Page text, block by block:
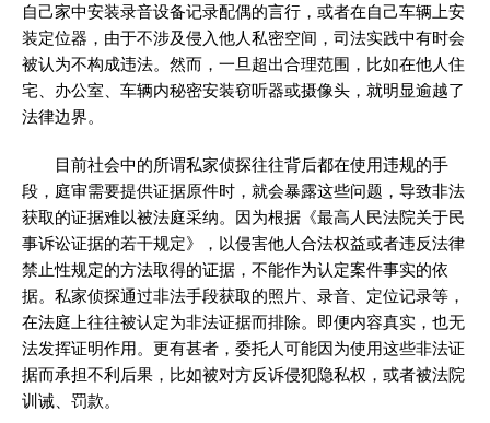
自己家中安装录音设备记录配偶的言行，或者在自己车辆上安
装定位器，由于不涉及侵入他人私密空间，司法实践中有时会
被认为不构成违法。然而，一旦超出合理范围，比如在他人住
宅、办公室、车辆内秘密安装窃听器或摄像头，就明显逾越了
法律边界。
目前社会中的所谓私家侦探往往背后都在使用违规的手
段，庭审需要提供证据原件时，就会暴露这些问题，导致非法
获取的证据难以被法庭采纳。因为根据《最高人民法院关于民
事诉讼证据的若干规定》，以侵害他人合法权益或者违反法律
禁止性规定的方法取得的证据，不能作为认定案件事实的依
据。私家侦探通过非法手段获取的照片、录音、定位记录等，
在法庭上往往被认定为非法证据而排除。即便内容真实，也无
法发挥证明作用。更有甚者，委托人可能因为使用这些非法证
据而承担不利后果，比如被对方反诉侵犯隐私权，或者被法院
训诫、罚款。